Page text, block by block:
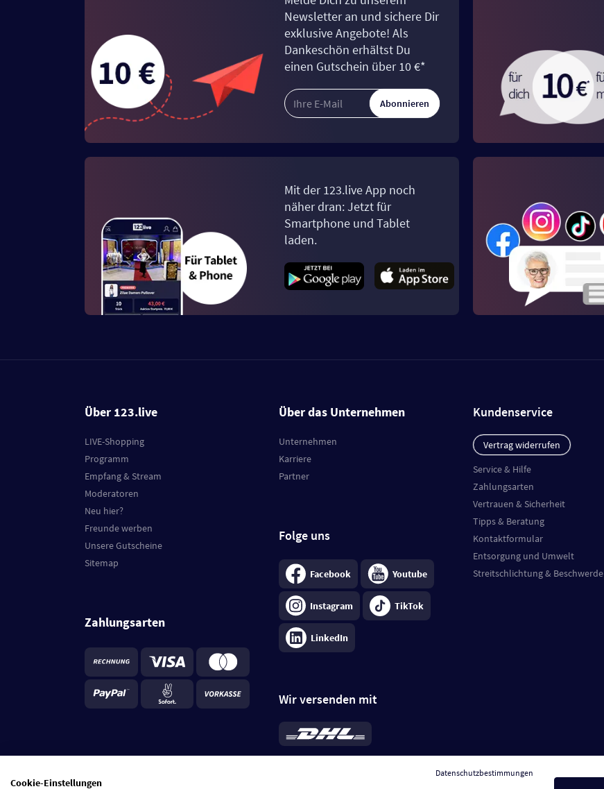
Newsletter an und sichere Dir
exklusive Angebote! Als
Dankeschön erhältst Du
einen Gutschein über 10 €*
Abonnieren
Mit der 123.live App noch
näher dran: Jetzt für
Smartphone und Tablet
laden.
Über 123.live
LIVE-Shopping
Programm
Empfang & Stream
Moderatoren
Neu hier?
Freunde werben
Unsere Gutscheine
Sitemap
Zahlungsarten
Über das Unternehmen
Unternehmen
Karriere
Partner
Folge uns
Facebook Youtube
Instagram TikTok
LinkedIn
Wir versenden mit
*Standard 6,95 €; bei Kühlware zzgl. 0,99 €
je Bestellung, insgesamt 7,94 €. Lieferzeit3-
Kundenservice
Vertrag widerrufen
Service & Hilfe
Zahlungsarten
Vertrauen & Sicherheit
Tipps & Beratung
Kontaktformular
Entsorgung und Umwelt
Streitschlichtung & Beschwerde
Datenschutzbestimmungen
Cookie-Einstellungen